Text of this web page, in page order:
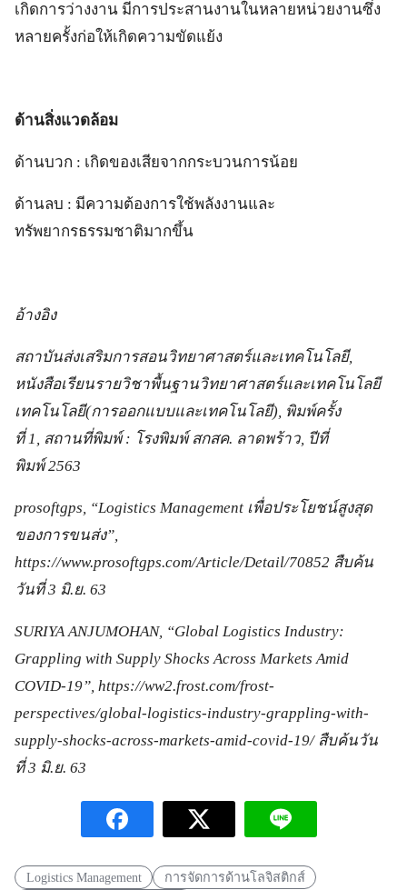
เกิดการว่างงาน มีการประสานงานในหลายหน่วยงานซึ่ง
หลายครั้งก่อให้เกิดความขัดแย้ง
ด้านสิ่งแวดล้อม
ด้านบวก : เกิดของเสียจากกระบวนการน้อย
ด้านลบ : มีความต้องการใช้พลังงานและ
ทรัพยากรธรรมชาติมากขึ้น
อ้างอิง
สถาบันส่งเสริมการสอนวิทยาศาสตร์และเทคโนโลยี,
หนังสือเรียนรายวิชาพื้นฐานวิทยาศาสตร์และเทคโนโลยี
เทคโนโลยี(การออกแบบและเทคโนโลยี), พิมพ์ครั้ง
ที่ 1, สถานที่พิมพ์ : โรงพิมพ์ สกสค. ลาดพร้าว, ปีที่
พิมพ์ 2563
prosoftgps, “Logistics Management เพื่อประโยชน์สูงสุด
ของการขนส่ง”,
https://www.prosoftgps.com/Article/Detail/70852 สืบค้น
วันที่ 3 มิ.ย. 63
SURIYA ANJUMOHAN, “Global Logistics Industry:
Grappling with Supply Shocks Across Markets Amid
COVID-19”, https://ww2.frost.com/frost-
perspectives/global-logistics-industry-grappling-with-
supply-shocks-across-markets-amid-covid-19/ สืบค้นวัน
ที่ 3 มิ.ย. 63
Logistics Management
การจัดการด้านโลจิสติกส์